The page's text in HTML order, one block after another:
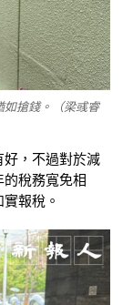
如搶錢。（梁彧睿
，不過對於減
稅務寬免相
報稅。